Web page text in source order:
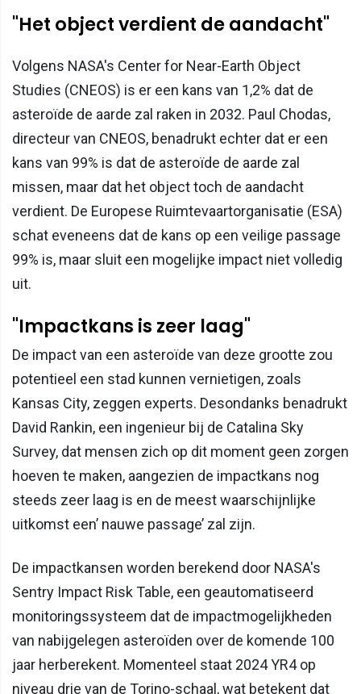
"Het object verdient de aandacht"
Volgens NASA's Center for Near-Earth Object
Studies (CNEOS) is er een kans van 1,2% dat de
asteroïde de aarde zal raken in 2032. Paul Chodas,
directeur van CNEOS, benadrukt echter dat er een
kans van 99% is dat de asteroïde de aarde zal
missen, maar dat het object toch de aandacht
verdient. De Europese Ruimtevaartorganisatie (ESA)
schat eveneens dat de kans op een veilige passage
99% is, maar sluit een mogelijke impact niet volledig
uit.
"Impactkans is zeer laag"
De impact van een asteroïde van deze grootte zou
potentieel een stad kunnen vernietigen, zoals
Kansas City, zeggen experts. Desondanks benadrukt
David Rankin, een ingenieur bij de Catalina Sky
Survey, dat mensen zich op dit moment geen zorgen
hoeven te maken, aangezien de impactkans nog
steeds zeer laag is en de meest waarschijnlijke
uitkomst een’ nauwe passage’ zal zijn.
De impactkansen worden berekend door NASA's
Sentry Impact Risk Table, een geautomatiseerd
monitoringssysteem dat de impactmogelijkheden
van nabijgelegen asteroïden over de komende 100
jaar herberekent. Momenteel staat 2024 YR4 op
niveau drie van de Torino-schaal, wat betekent dat